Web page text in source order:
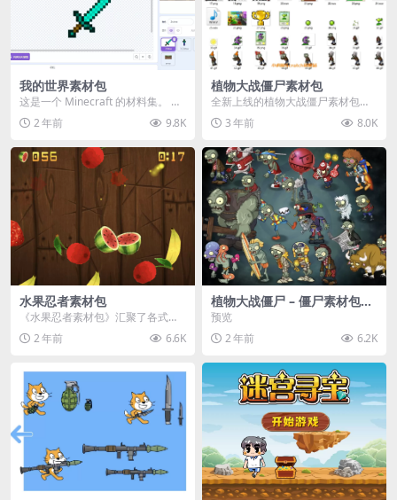
我的世界素材包
这是一个 Minecraft 的材料集。 操
作方法如下： 工具 → 右箭头 怪物...
2 年前 9.8K
植物大战僵尸素材包
全新上线的植物大战僵尸素材包，
内含48个精选资源，涵盖角色、场
景、音效等多样内容...
3 年前 8.0K
水果忍者素材包
《水果忍者素材包》汇聚了各式鲜
美诱人的水果图像与清脆悦耳的切
割音效，专为追求极致...
2 年前 6.6K
植物大战僵尸 – 僵尸素材包
【可预览】
预览
2 年前
6.2K